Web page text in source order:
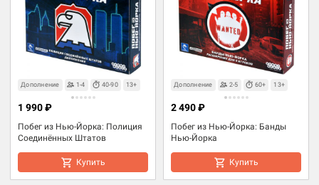
Дополнение 1-4 40-90 13+
Побег из Нью-Йорка: Полиция
Соединённых Штатов
1 990 ₽
Купить
Дополнение 2-5 60+ 13+
Побег из Нью-Йорка: Банды
Нью-Йорка
2 490 ₽
Купить